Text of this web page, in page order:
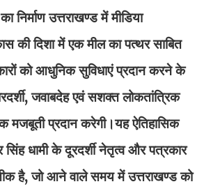
निर्माण उत्तराखण्ड में मीडिया
की दिशा में एक मील का पत्थर साबित
को आधुनिक सुविधाएं प्रदान करने के
जवाबदेह एवं सशक्त लोकतांत्रिक
मजबूती प्रदान करेगी।यह ऐतिहासिक
धामी के दूरदर्शी नेतृत्व और पत्रकार
है, जो आने वाले समय में उत्तराखण्ड को